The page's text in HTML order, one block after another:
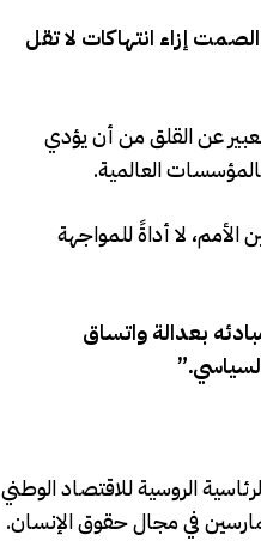
إزاء انتهاكات لا تقل
عن القلق من أن يؤدي
العالمية.
لا أداةً للمواجهة
بعدالة واتساق
الروسية للاقتصاد الوطني
في مجال حقوق الإنسان.